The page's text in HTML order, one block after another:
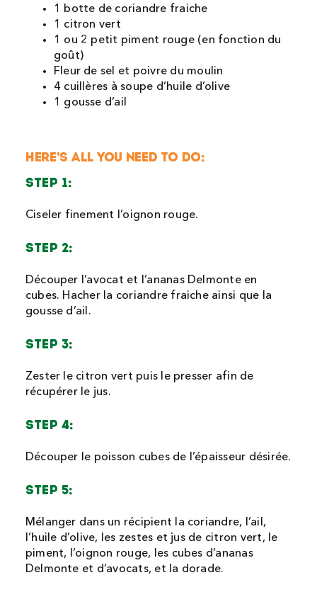
1 botte de coriandre fraiche
1 citron vert
1 ou 2 petit piment rouge (en fonction du
goût)
Fleur de sel et poivre du moulin
4 cuillères à soupe d’huile d’olive
1 gousse d’ail
HERE’S ALL YOU NEED TO DO:
STEP 1:
Ciseler finement l’oignon rouge.
STEP 2:
Découper l’avocat et l’ananas Delmonte en
cubes. Hacher la coriandre fraiche ainsi que la
gousse d’ail.
STEP 3:
Zester le citron vert puis le presser afin de
récupérer le jus.
STEP 4:
Découper le poisson cubes de l’épaisseur désirée.
STEP 5:
Mélanger dans un récipient la coriandre, l’ail,
l’huile d’olive, les zestes et jus de citron vert, le
piment, l’oignon rouge, les cubes d’ananas
Delmonte et d’avocats, et la dorade.